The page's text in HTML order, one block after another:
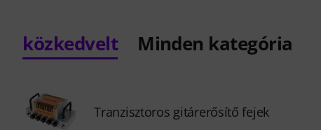
közkedvelt Minden kategória
Tranzisztoros gitárerősítő fejek